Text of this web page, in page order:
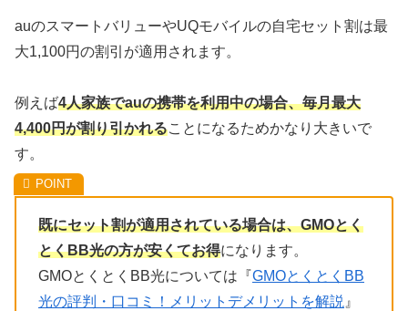
auのスマートバリューやUQモバイルの自宅セット割は最
大1,100円の割引が適用されます。
例えば4人家族でauの携帯を利用中の場合、毎月最大
4,400円が割り引かれることになるためかなり大きいで
す。
既にセット割が適用されている場合は、GMOとく
とくBB光の方が安くてお得になります。
GMOとくとくBB光については『GMOとくとくBB
光の評判・口コミ！メリットデメリットを解説 』